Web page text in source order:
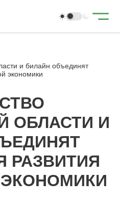
и билайн объединят
экономики
ОБЛАСТИ И
РАЗВИТИЯ